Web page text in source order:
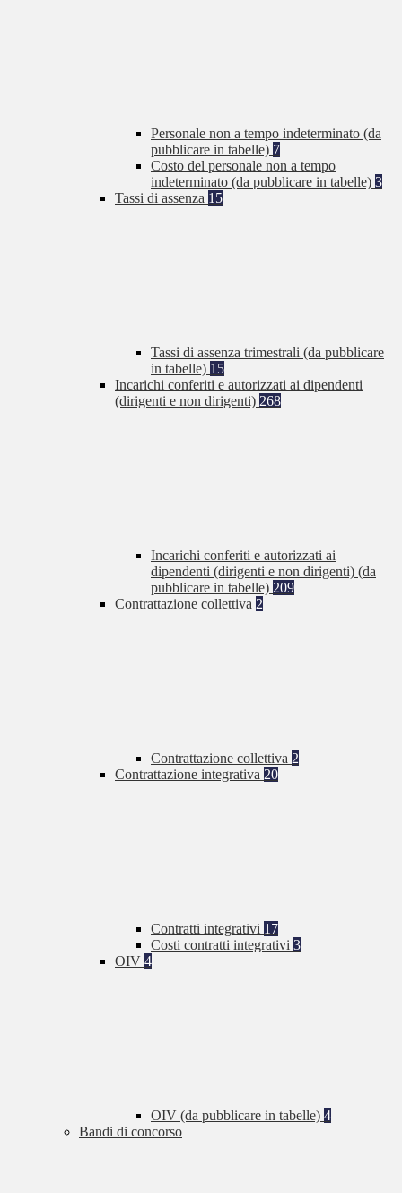
Personale non a tempo indeterminato (da
pubblicare in tabelle) 7
Costo del personale non a tempo
indeterminato (da pubblicare in tabelle) 3
Tassi di assenza 15
Tassi di assenza trimestrali (da pubblicare
in tabelle) 15
Incarichi conferiti e autorizzati ai dipendenti
(dirigenti e non dirigenti) 268
Incarichi conferiti e autorizzati ai
dipendenti (dirigenti e non dirigenti) (da
pubblicare in tabelle) 209
Contrattazione collettiva 2
Contrattazione collettiva 2
Contrattazione integrativa 20
Contratti integrativi 17
Costi contratti integrativi 3
OIV 4
OIV (da pubblicare in tabelle) 4
Bandi di concorso